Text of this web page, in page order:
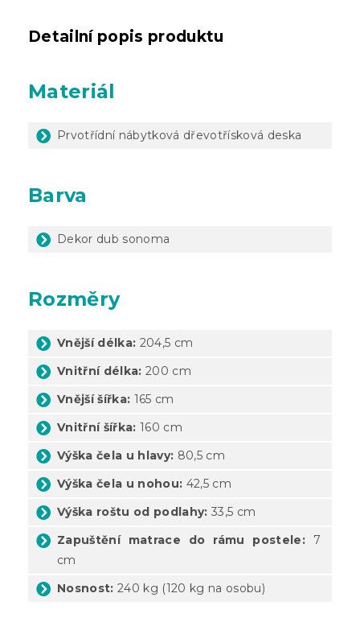
Detailní popis produktu
Materiál
Prvotřídní nábytková dřevotřísková deska
Barva
Dekor dub sonoma
Rozměry
Vnější délka: 204,5 cm
Vnitřní délka: 200 cm
Vnější šířka: 165 cm
Vnitřní šířka:160 cm
Výška čela u hlavy: 80,5 cm
Výška čela u nohou: 42,5 cm
Výška roštu od podlahy: 33,5 cm
Zapuštění matrace do rámu postele: 7
cm
Nosnost: 240 kg (120 kg na osobu)